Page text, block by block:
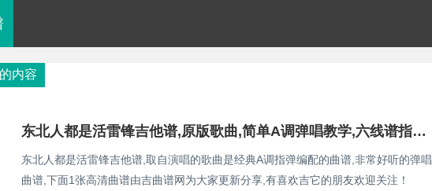
内容
东北人都是活雷锋吉他谱,原版歌曲,简单A调弹唱教学,六线谱指弹简谱1张图
东北人都是活雷锋吉他谱,取自演唱的歌曲是经典A调指弹编配的曲谱,非常好听的弹唱
曲谱,下面1张高清曲谱由吉曲谱网为大家更新分享,有喜欢吉它的朋友欢迎关注！